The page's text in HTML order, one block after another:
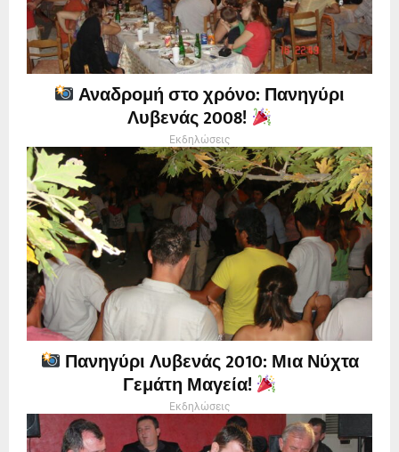
Αναδρομή στο χρόνο: Πανηγύρι
Λυβενάς 2008!
Εκδηλώσεις
Πανηγύρι Λυβενάς 2010: Μια Νύχτα
Γεμάτη Μαγεία!
Εκδηλώσεις